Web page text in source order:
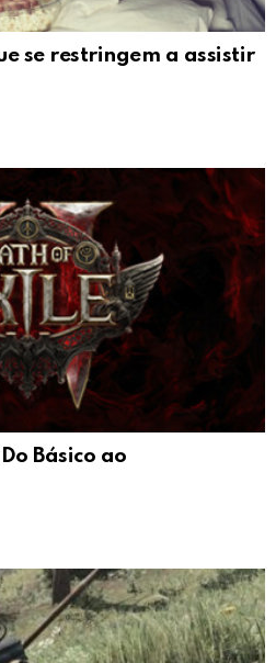
se restringem a assistir
Básico ao